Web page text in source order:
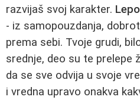
razvijaš svoj karakter.
- iz samopouzdanja,
prema sebi. Tvoje grudi,
srednje, deo su te prelepe
da se sve odvija u svoje
i vredna upravo onakva